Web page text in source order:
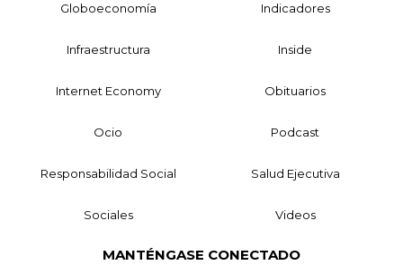
Globoeconomía Indicadores
Infraestructura Inside
Internet Economy Obituarios
Ocio Podcast
Responsabilidad Social Salud Ejecutiva
Sociales Videos
MANTÉNGASE CONECTADO